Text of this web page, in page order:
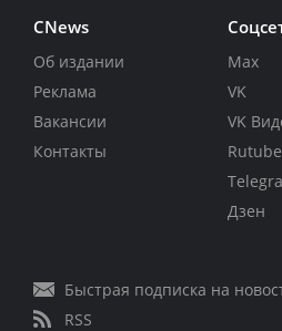
CNews
Об издании
Реклама
Вакансии
Контакты
Max
VK
VK
Rutube
Дзен
Быстрая подписка на
RSS